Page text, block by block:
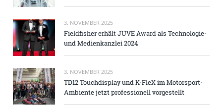
3. NOVEMBER 2025
Fieldfisher erhält JUVE Award als Technologie-
und Medienkanzlei 2024
3. NOVEMBER 2025
TD12 Touchdisplay und K-FleX im Motorsport-
Ambiente jetzt professionell vorgestellt